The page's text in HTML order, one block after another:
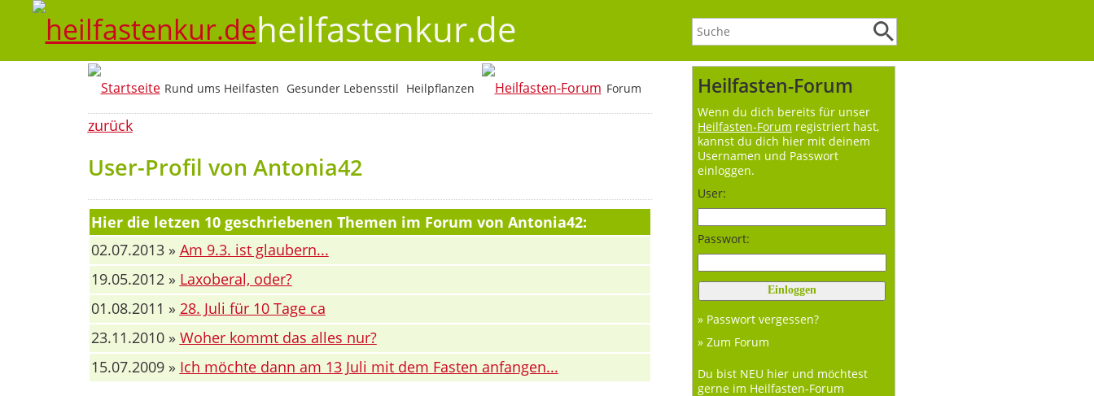
heilfastenkur.de
Heilfasten-Forum
Wenn du dich bereits für unser
Heilfasten-Forum registriert hast,
kannst du dich hier mit deinem
Usernamen und Passwort
einloggen.
User:
Passwort:
» Passwort vergessen?
» Zum Forum
Du bist NEU hier und möchtest
gerne im Heilfasten-Forum
Rund ums Heilfasten Gesunder Lebensstil Heilpflanzen Forum
zurück
User-Profil von Antonia42
Hier die letzen 10 geschriebenen Themen im Forum von Antonia42:
02.07.2013 » Am 9.3. ist glaubern...
19.05.2012 » Laxoberal, oder?
01.08.2011 » 28. Juli für 10 Tage ca
23.11.2010 » Woher kommt das alles nur?
15.07.2009 » Ich möchte dann am 13 Juli mit dem Fasten anfangen...